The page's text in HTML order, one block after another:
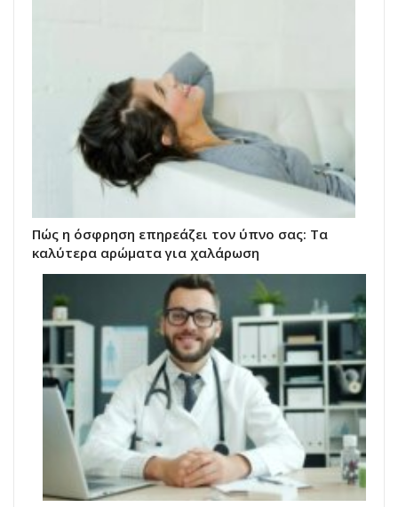
Πώς η όσφρηση επηρεάζει τον ύπνο σας: Τα
καλύτερα αρώματα για χαλάρωση